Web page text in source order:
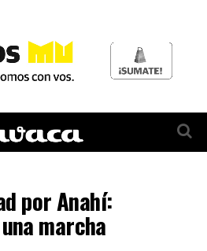
por Anahí:
marcha